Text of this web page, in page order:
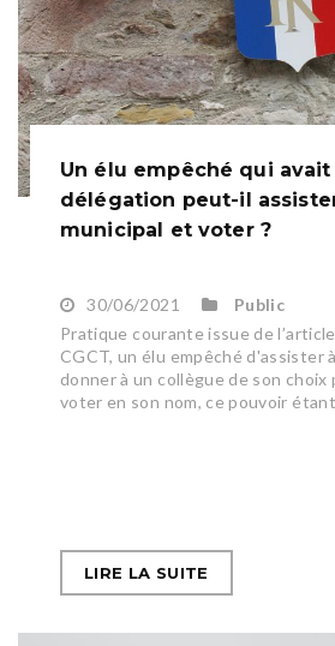
Un élu empêché qui
délégation peut-il
municipal et voter ?
30/06/2021
Public
Pratique courante issue de
CGCT, un élu empêché d'assister
donner à un collègue de son choix
voter en son nom, ce pouvoir
LIRE LA SUITE